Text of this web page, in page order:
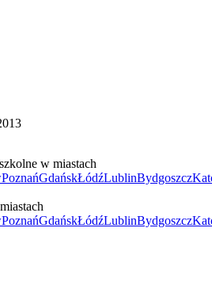
w miastach
PoznańGdańskŁódźLublinBydgoszcz
PoznańGdańskŁódźLublinBydgoszcz